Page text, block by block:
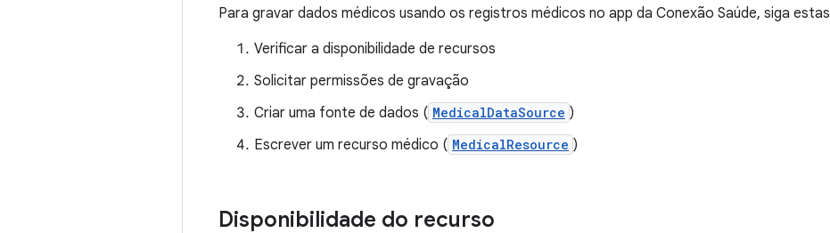
Para gravar dados médicos usando os registros médicos no app da Conexão Saúde, siga
Verificar a disponibilidade de recursos
Solicitar permissões de gravação
Criar uma fonte de dados ( MedicalDataSource )
Escrever um recurso médico ( MedicalResource )
Disponibilidade do recurso